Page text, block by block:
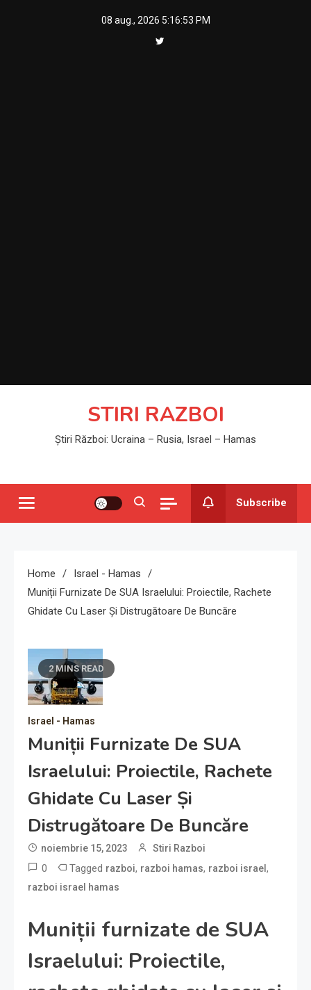
08 aug., 2026 5:16:53 PM
STIRI RAZBOI
Știri Război: Ucraina – Rusia, Israel – Hamas
Subscribe
Home
Israel - Hamas
Muniții Furnizate De SUA Israelului: Proiectile, Rachete
Ghidate Cu Laser Și Distrugătoare De Buncăre
2 MINS READ
Israel - Hamas
Muniții Furnizate De SUA
Israelului: Proiectile, Rachete
Ghidate Cu Laser Și
Distrugătoare De Buncăre
noiembrie 15, 2023 Stiri Razboi
0 Tagged razboi, razboi hamas, razboi israel ,
razboi israel hamas
Muniții furnizate de SUA
Israelului: Proiectile,